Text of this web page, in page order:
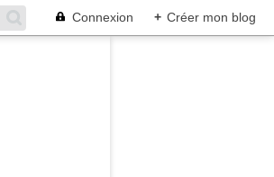
Connexion + Créer mon blog